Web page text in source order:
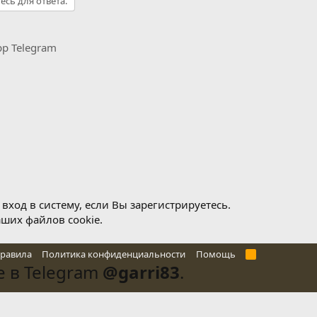
Telegram
Политика конфиденциальности Помощь
R
в систему, если Вы зарегистрируетесь.
файлов cookie.
в Telegram @garri83.